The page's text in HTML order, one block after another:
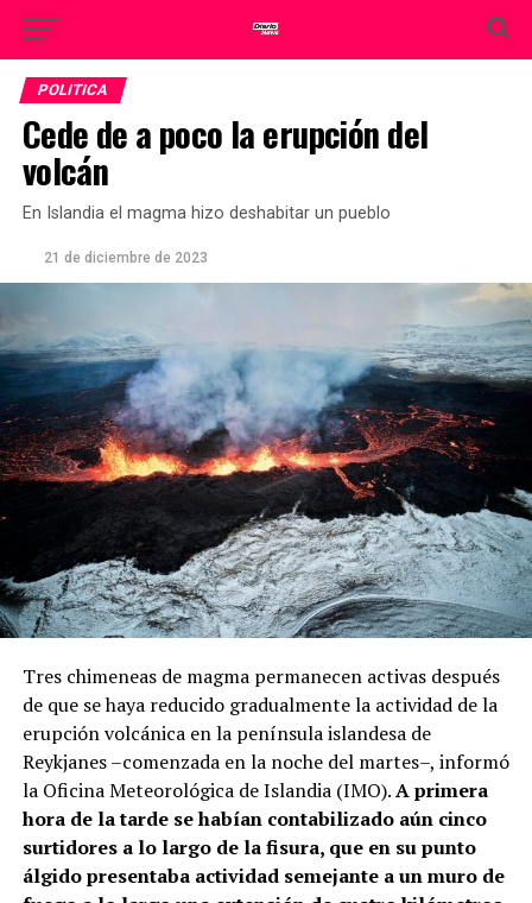
POLITICA
Cede de a poco la erupción del
volcán
En Islandia el magma hizo deshabitar un pueblo
21 de diciembre de 2023
Tres chimeneas de magma permanecen activas después
de que se haya reducido gradualmente la actividad de la
erupción volcánica en la península islandesa de
Reykjanes –comenzada en la noche del martes–, informó
la Oficina Meteorológica de Islandia (IMO).A primera
hora de la tarde se habían contabilizado aún cinco
surtidores a lo largo de la fisura, que en su punto
álgido presentaba actividad semejante a un muro de